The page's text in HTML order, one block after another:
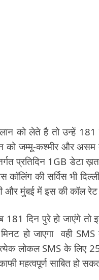
को लेते है तो उन्हें
को जम्मू-कश्मीर और असम
प्रतिदिन 1GB डेटा
कॉलिंग की सर्विस भी
और मुंबई में इस की कॉल
181 दिन पुरे हो जाएंगे
हो जाएगा वही
लोकल SMS के लिए
महत्वपूर्ण साबित हो